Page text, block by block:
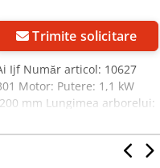
Trimite solicitare
Ijf Număr articol: 10627
Motor: Putere: 1,1 kW
mm Lungimea arborelui:
1027 mm